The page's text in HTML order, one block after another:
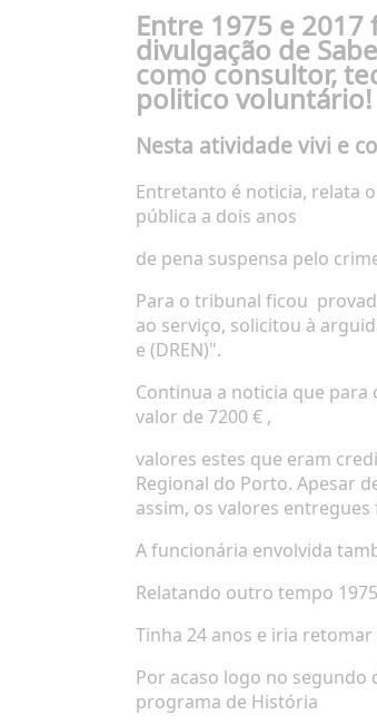
Entre 1975 e
divulgação de
como consultor,
politico voluntário!
Nesta atividade vivi e
Entretanto é noticia, relata
pública a dois anos
de pena suspensa pelo
Para o tribunal ficou
ao serviço, solicitou à
e(DREN)".
Continua a noticia que para
valor de 7200 € ,
valores estes que eram
Regional do Porto. Apesar
assim, osvalores
A funcionária envolvida
Relatando outro tempo
Tinha 24 anos e iria
Por acaso logo no segundo
programa de História